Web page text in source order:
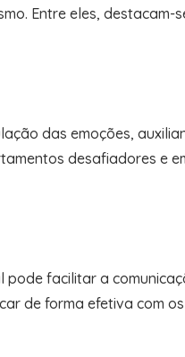
Entre eles, destacam-
das emoções,
desafiadores e
facilitar a
de forma efetiva com